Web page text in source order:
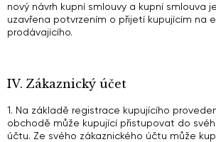
nový návrh kupní smlouvy a kupní smlouva
uzavřena potvrzením o přijetí kupujícím na
prodávajícího.
IV. Zákaznický účet
1. Na základě registrace kupujícího
obchodě může kupující přistupovat do
účtu. Ze svého zákaznického účtu může